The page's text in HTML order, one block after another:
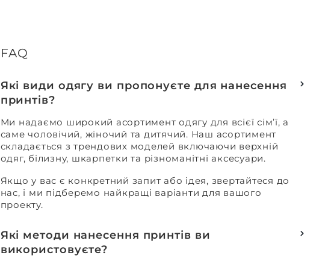
FAQ
Які види одягу ви пропонуєте для нанесення
принтів?
Ми надаємо широкий асортимент одягу для всієї сім’ї, а
саме чоловічий, жіночий та дитячий. Наш асортимент
складається з трендових моделей включаючи верхній
одяг, білизну, шкарпетки та різноманітні аксесуари.
Якщо у вас є конкретний запит або ідея, звертайтеся до
нас, і ми підберемо найкращі варіанти для вашого
проекту.
Які методи нанесення принтів ви
використовуєте?